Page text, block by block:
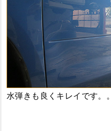
水弾きも良くキレイです。。